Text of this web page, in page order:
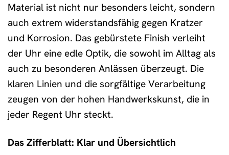
Material ist nicht nur besonders leicht, sondern
auch extrem widerstandsfähig gegen Kratzer
und Korrosion. Das gebürstete Finish verleiht
der Uhr eine edle Optik, die sowohl im Alltag als
auch zu besonderen Anlässen überzeugt. Die
klaren Linien und die sorgfältige Verarbeitung
zeugen von der hohen Handwerkskunst, die in
jeder Regent Uhr steckt.
Das Zifferblatt: Klar und Übersichtlich